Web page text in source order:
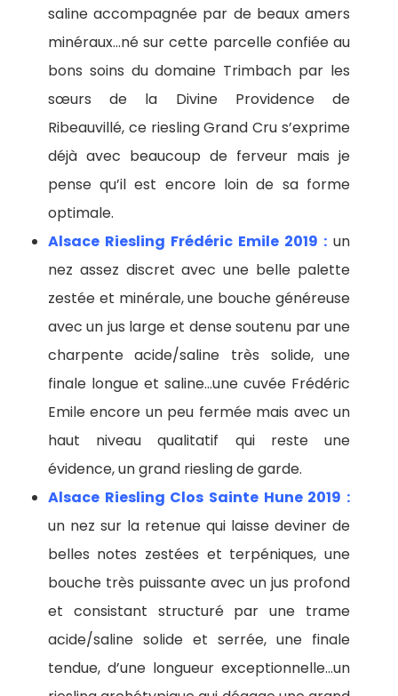
saline accompagnée par de beaux amers
minéraux…né sur cette parcelle confiée au
bons soins du domaine Trimbach par les
sœurs de la Divine Providence de
Ribeauvillé, ce riesling Grand Cru s’exprime
déjà avec beaucoup de ferveur mais je
pense qu’il est encore loin de sa forme
optimale.
Alsace Riesling Frédéric Emile 2019 : un
nez assez discret avec une belle palette
zestée et minérale, une bouche généreuse
avec un jus large et dense soutenu par une
charpente acide/saline très solide, une
finale longue et saline…une cuvée Frédéric
Emile encore un peu fermée mais avec un
haut niveau qualitatif qui reste une
évidence, un grand riesling de garde.
Alsace Riesling Clos Sainte Hune 2019 :
un nez sur la retenue qui laisse deviner de
belles notes zestées et terpéniques, une
bouche très puissante avec un jus profond
et consistant structuré par une trame
acide/saline solide et serrée, une finale
tendue, d’une longueur exceptionnelle…un